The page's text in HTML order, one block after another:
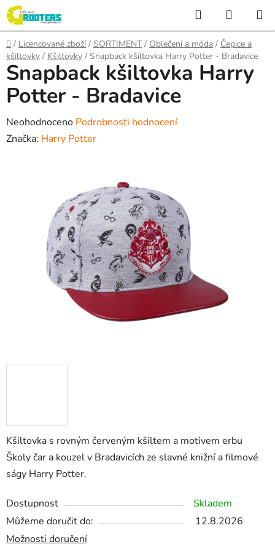
Přejít
na
obsah
Hledat
KOŠÍK
Domů
/ Licencované zboží / SORTIMENT / Oblečení a móda / Čepice a
kšiltovky / Kšiltovky / Snapback kšiltovka Harry Potter - Bradavice
Kšiltovka s rovným červeným kšiltem a motivem erbu
Školy čar a kouzel v Bradavicích ze slavné knižní a filmové
ságy Harry Potter.
Dostupnost
Skladem
Můžeme doručit do:
12.8.2026
Možnosti doručení
Snapback kšiltovka Harry
Potter - Bradavice
Průměrné
hodnocení
hvězdiček.
Neohodnoceno Podrobnosti hodnocení
Značka: Harry Potter